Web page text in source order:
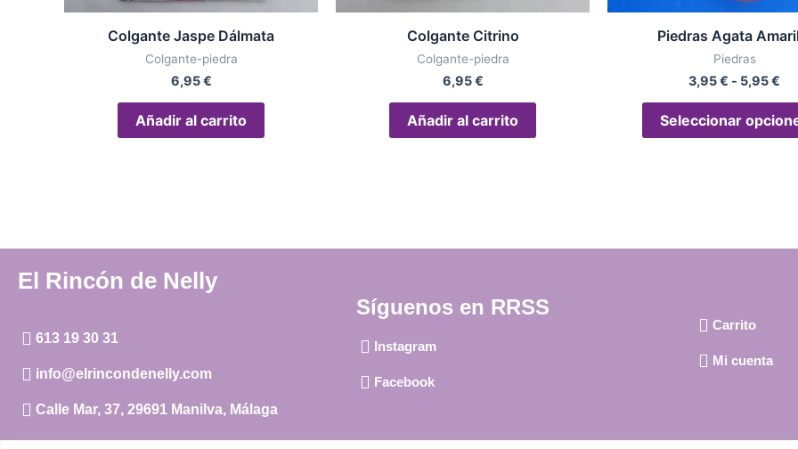
Colgante Jaspe Dálmata
Colgante-piedra
6,95€
Añadir al carrito
Colgante Citrino
Colgante-piedra
6,95€
Añadir al carrito
Piedras Agata
Piedras
3,95€ - 5,95€
Seleccionar
El Rincón de Nelly
613 19 30 31
info@elrincondenelly.com
Calle Mar, 37, 29691 Manilva, Málaga
Síguenos en RRSS
Instagram
Facebook
Carrito
Mi cuenta